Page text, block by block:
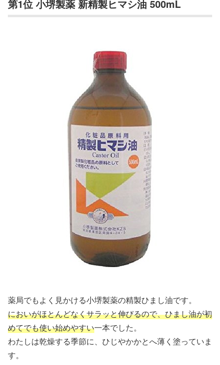
第1位 小堺製薬 新精製ヒマシ油 500mL
薬局でもよく見かける小堺製薬の精製ひまし油です。
においがほとんどなくサラッと伸びるので、ひまし油が初
めてでも使い始めやすい一本でした。
わたしは乾燥する季節に、ひじやかかとへ薄く塗っていま
す。